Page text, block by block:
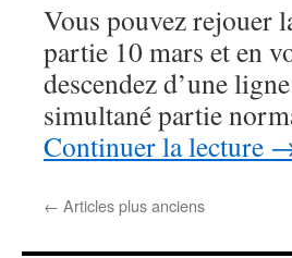
Vous pouvez rejouer
partie 10 mars et en
descendez d’une
simultané partie
Continuer la lecture
← Articles plus anciens